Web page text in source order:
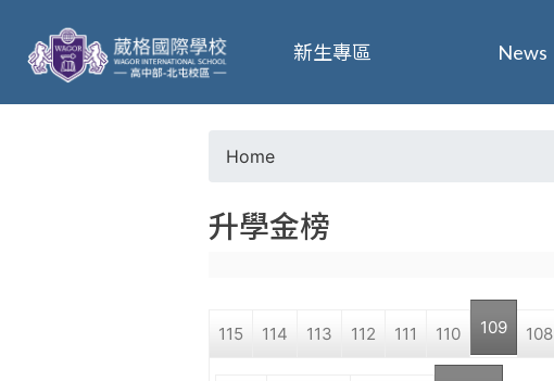
葳
格
o
a
Home
升學金榜
115 114 113 112 111 110 109 108
新生專區 News